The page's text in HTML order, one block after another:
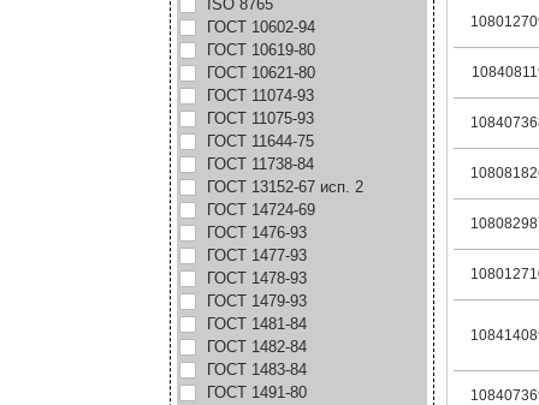
ISO 8765
ГОСТ 10602-94
ГОСТ 10619-80
ГОСТ 10621-80
ГОСТ 11074-93
ГОСТ 11075-93
ГОСТ 11644-75
ГОСТ 11738-84
ГОСТ 13152-67 исп. 2
ГОСТ 14724-69
ГОСТ 1476-93
ГОСТ 1477-93
ГОСТ 1478-93
ГОСТ 1479-93
ГОСТ 1481-84
ГОСТ 1482-84
ГОСТ 1483-84
ГОСТ 1491-80